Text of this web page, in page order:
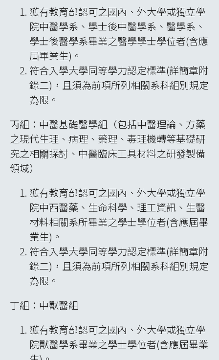
獲有教育部認可之國內、外大學或獨立學
院中醫學系、學士後中醫學系、醫學系、
學士後醫學系畢業之醫學學士學位者(含應
屆畢業生)。
符合入學大學同等學力認定標準(詳簡章附
錄二)，且須為前項所列相關系科組別規定
為限。
丙組：中醫基礎醫學組（包括中醫理論、方藥
之現代生理、病理、藥理、毒理機轉等基礎研
究之相關探討、中醫臨床工具材料之研發製備
領域）
獲有教育部認可之國內、外大學或獨立學
院中西醫藥、生命科學、理工資訊、生醫
材料相關系所畢業之學士學位者(含應屆畢
業生)。
符合入學大學同等學力認定標準(詳簡章附
錄二)，且須為前項所列相關系科組別規定
為限。
丁組：中獸醫組
獲有教育部認可之國內、外大學或獨立學
院獸醫學系畢業之學士學位者(含應屆畢業